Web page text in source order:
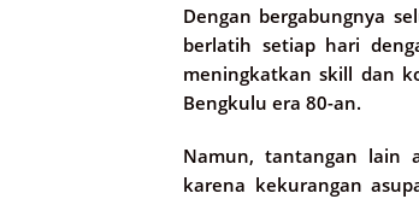
Dengan bergabungnya
berlatih setiap hari
meningkatkan skill dan
Bengkulu era 80-an.
Namun, tantangan lain
karena kekurangan